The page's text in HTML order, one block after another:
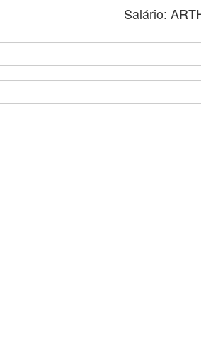
Salário: